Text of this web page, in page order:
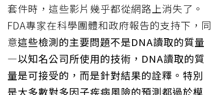
套件時，這些影片幾乎都從網路上消失了。
FDA專家在科學團體和政府報告的支持下，同
意這些檢測的主要問題不是DNA讀取的質量
—以知名公司所使用的技術，DNA讀取的質
量是可接受的，而是針對結果的詮釋。特別
是大多數對多因子疾病風險的預測都過於模